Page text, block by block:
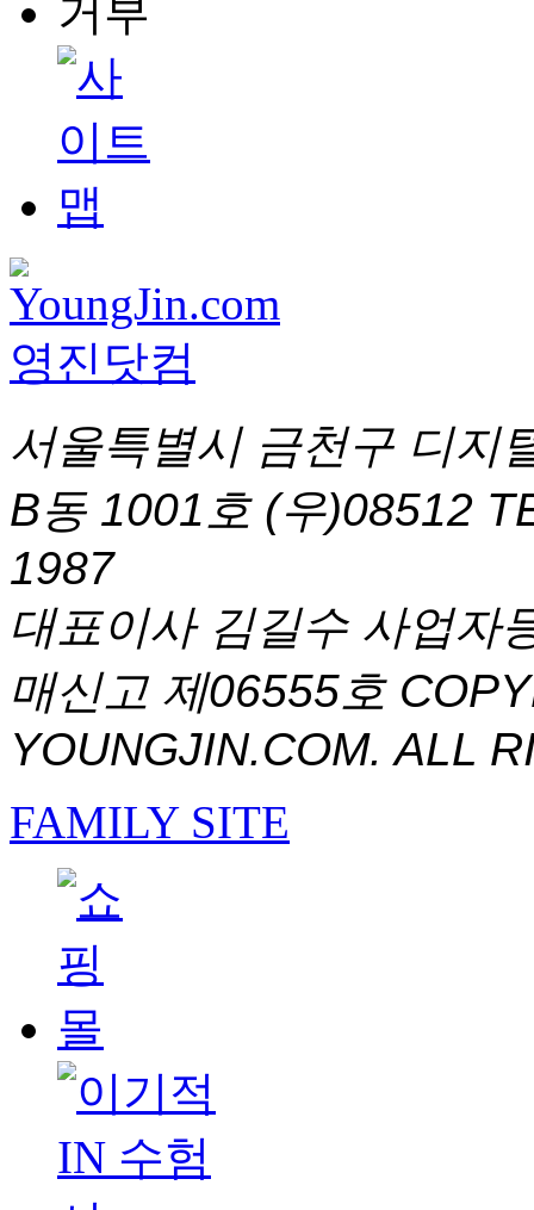
서울특별시 금천구 디지
B동 1001호 (우)08512
1987
대표이사 김길수 사업자
매신고 제06555호
YOUNGJIN.COM. ALL
FAMILY SITE